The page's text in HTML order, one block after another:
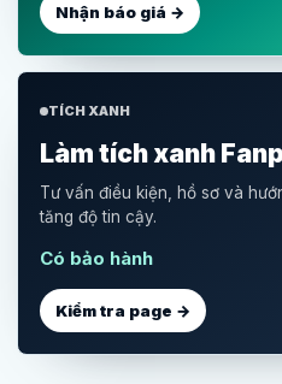
Nhận báo giá →
TÍCH XANH
Làm tích xanh
Tư vấn điều kiện, hồ sơ và
tăng độ tin cậy.
Có bảo hành
Kiểm tra page →